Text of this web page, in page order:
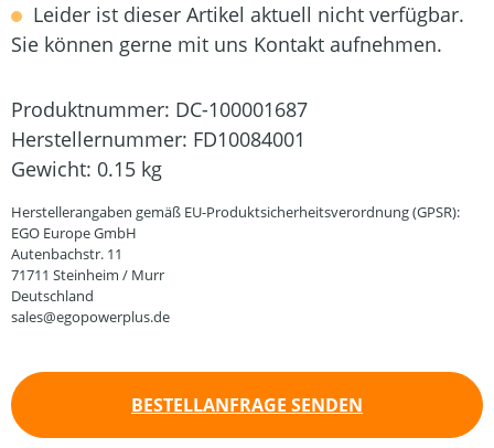
Leider ist dieser Artikel aktuell nicht verfügbar.
Sie können gerne mit uns Kontakt aufnehmen.
Produktnummer: DC-100001687
Herstellernummer: FD10084001
Gewicht: 0.15 kg
Herstellerangaben gemäß EU-Produktsicherheitsverordnung (GPSR):
EGO Europe GmbH
Autenbachstr. 11
71711 Steinheim / Murr
Deutschland
sales@egopowerplus.de
BESTELLANFRAGE SENDEN